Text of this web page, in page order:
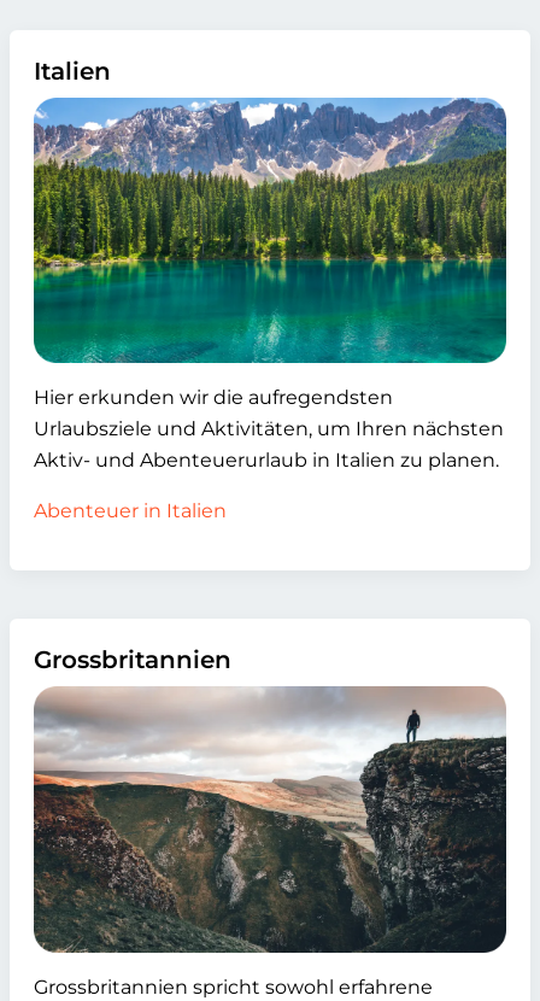
Italien
Hier erkunden wir die aufregendsten
Urlaubsziele und Aktivitäten, um Ihren nächsten
Aktiv- und Abenteuerurlaub in Italien zu planen.
Abenteuer in Italien
Grossbritannien
Grossbritannien spricht sowohl erfahrene